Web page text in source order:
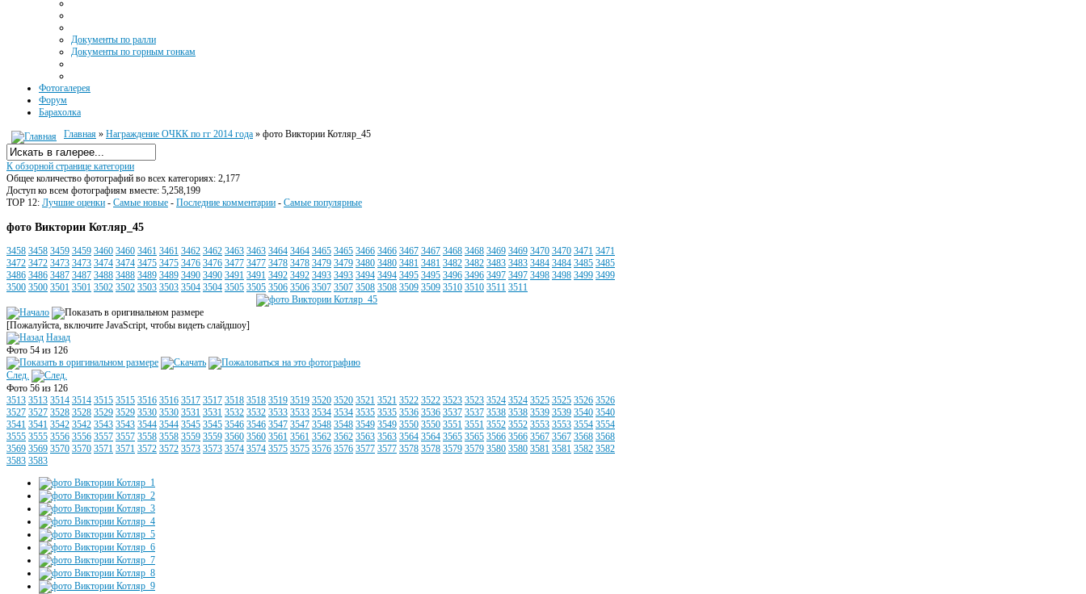
Документы по ралли
Документы по горным гонкам
Фотогалерея
Форум
Барахолка
Главная » Награждение ОЧКК по гг 2014 года » фото Виктории Котляр_45
К обзорной странице категории
Общее количество фотографий во всех категориях: 2,177
Доступ ко всем фотографиям вместе: 5,258,199
TOP 12: Лучшие оценки - Самые новые - Последние комментарии - Самые популярные
фото Виктории Котляр_45
3458 3458 3459 3459 3460 3460 3461 3461 3462 3462 3463 3463 3464 3464 3465 3465 3466 3466 3467 3467 3468 3468 3469 3469 3470 3470 3471 3471
3472 3472 3473 3473 3474 3474 3475 3475 3476 3476 3477 3477 3478 3478 3479 3479 3480 3480 3481 3481 3482 3482 3483 3483 3484 3484 3485 3485
3486 3486 3487 3487 3488 3488 3489 3489 3490 3490 3491 3491 3492 3492 3493 3493 3494 3494 3495 3495 3496 3496 3497 3497 3498 3498 3499 3499
3500 3500 3501 3501 3502 3502 3503 3503 3504 3504 3505 3505 3506 3506 3507 3507 3508 3508 3509 3509 3510 3510 3511 3511
[Пожалуйста, включите JavaScript, чтобы видеть слайдшоу]
Назад
Фото 54 из 126
След.
Фото 56 из 126
3513 3513 3514 3514 3515 3515 3516 3516 3517 3517 3518 3518 3519 3519 3520 3520 3521 3521 3522 3522 3523 3523 3524 3524 3525 3525 3526 3526
3527 3527 3528 3528 3529 3529 3530 3530 3531 3531 3532 3532 3533 3533 3534 3534 3535 3535 3536 3536 3537 3537 3538 3538 3539 3539 3540 3540
3541 3541 3542 3542 3543 3543 3544 3544 3545 3545 3546 3546 3547 3547 3548 3548 3549 3549 3550 3550 3551 3551 3552 3552 3553 3553 3554 3554
3555 3555 3556 3556 3557 3557 3558 3558 3559 3559 3560 3560 3561 3561 3562 3562 3563 3563 3564 3564 3565 3565 3566 3566 3567 3567 3568 3568
3569 3569 3570 3570 3571 3571 3572 3572 3573 3573 3574 3574 3575 3575 3576 3576 3577 3577 3578 3578 3579 3579 3580 3580 3581 3581 3582 3582
3583 3583